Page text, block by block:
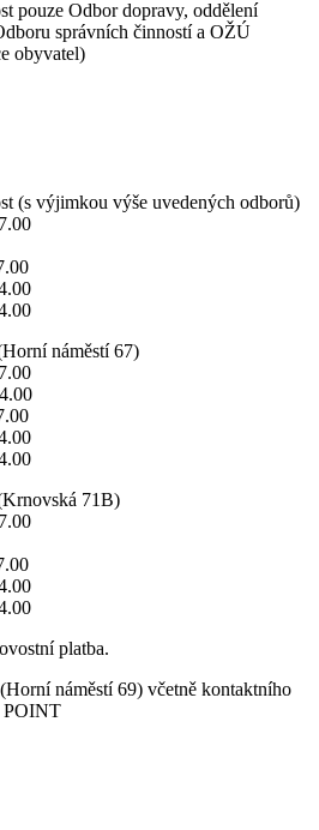
pouze Odbor dopravy, oddělení
správních činností a OŽÚ
obyvatel)
(s výjimkou výše uvedených odborů)
náměstí 67)
71B)
platba.
(Horní náměstí 69) včetně kontaktního
POINT